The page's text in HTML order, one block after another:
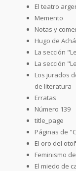
El teatro
Memento
Notas y
Hugo de
La sección
La sección
Los jurados
de literatura
Erratas
Número 139
title_page
Páginas de
El oro del
Feminismo
El miedo de